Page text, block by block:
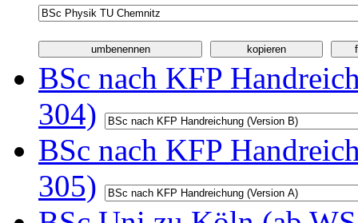
BSc nach KFP
304)
BSc nach KFP
305)